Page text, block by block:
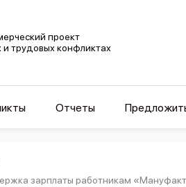
проект
и трудовых конфликтах
Отчеты
зарплаты работникам